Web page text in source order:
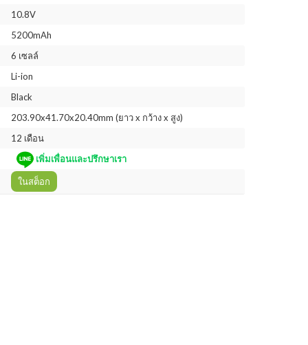
10.8V
5200mAh
6 เซลล์
Li-ion
Black
203.90x41.70x20.40mm (ยาว x กว้าง x สูง)
12 เดือน
เพิ่มเพื่อนและปรึกษาเรา
ในสต็อก